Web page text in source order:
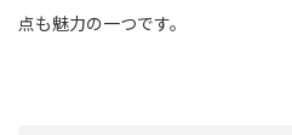
点も魅力の一つです。